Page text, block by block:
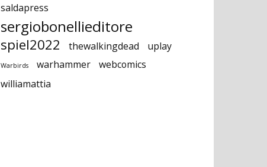
saldapress
sergiobonellieditore
spiel2022 thewalkingdead uplay
Warbirds warhammer
webcomics
williamattia